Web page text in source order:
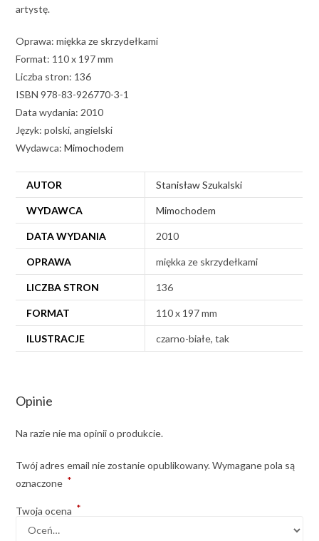
artystę.
Oprawa: miękka ze skrzydełkami
Format: 110 x 197 mm
Liczba stron: 136
ISBN 978-83-926770-3-1
Data wydania: 2010
Język: polski, angielski
Wydawca:Mimochodem
AUTOR Stanisław Szukalski
WYDAWCA Mimochodem
DATA WYDANIA 2010
OPRAWA miękka ze skrzydełkami
LICZBA STRON 136
FORMAT 110 x 197 mm
ILUSTRACJE czarno-białe, tak
Opinie
Na razie nie ma opinii o produkcie.
Twój adres email nie zostanie opublikowany. Wymagane pola są
oznaczone *
Twoja ocena *